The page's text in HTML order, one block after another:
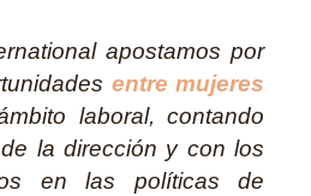
apostamos por
entre mujeres
laboral, contando
la dirección y con los
en las políticas de